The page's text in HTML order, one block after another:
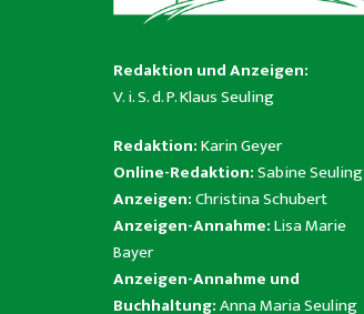
Redaktion und Anzeigen:
V. i. S. d. P. Klaus Seuling
Redaktion:Karin Geyer
Online-Redaktion:Sabine Seuling
Anzeigen:Christina Schubert
Anzeigen-Annahme:Lisa Marie
Bayer
Anzeigen-Annahme und
Buchhaltung:Anna Maria Seuling